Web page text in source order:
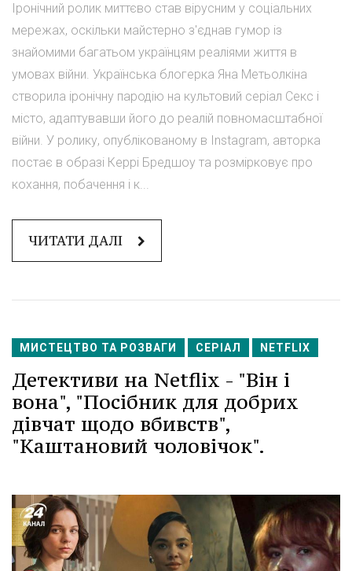
Іронічний ролик миттєво став вірусним у соціальних
мережах, оскільки майстерно з'єднав гумор із
знайомими багатьом українцям реаліями життя в
умовах війни. Українська блогерка Яна Метьолкіна
створила іронічну пародію на культовий серіал Секс і
місто, адаптувавши його до реалій повномасштабної
війни. У ролику, опублікованому в Instagram, авторка
постає в образі Керрі Бредшоу та розмірковує про
кохання, побачення і к...
ЧИТАТИ ДАЛІ
МИСТЕЦТВО ТА РОЗВАГИ СЕРІАЛ NETFLIX
Детективи на Netflix - "Він і
вона", "Посібник для добрих
дівчат щодо вбивств",
"Каштановий чоловічок".